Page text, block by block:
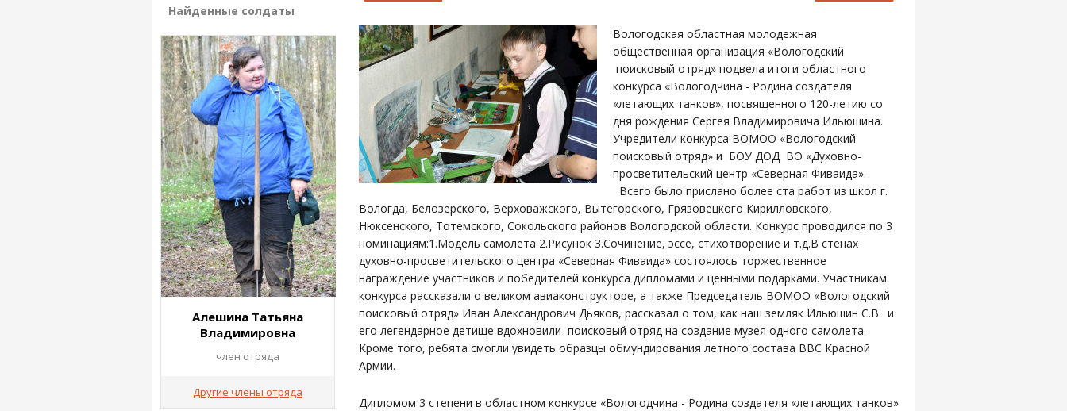
Вологодская областная молодежная
общественная организация «Вологодский
поисковый отряд» подвела итоги областного
конкурса «Вологодчина - Родина создателя
«летающих танков», посвященного 120-летию со
дня рождения Сергея Владимировича Ильюшина.
Учредители конкурса ВОМОО «Вологодский
поисковый отряд» и БОУ ДОД ВО «Духовно-
просветительский центр «Северная Фиваида».
Всего было прислано более ста работ из школ г.
Вологда, Белозерского, Верховажского, Вытегорского, Грязовецкого Кирилловского,
Нюксенского, Тотемского, Сокольского районов Вологодской области. Конкурс проводился по 3
номинациям:1.Модель самолета 2.Рисунок 3.Сочинение, эссе, стихотворение и т.д.В стенах
духовно-просветительского центра «Северная Фиваида» состоялось торжественное
награждение участников и победителей конкурса дипломами и ценными подарками. Участникам
конкурса рассказали о великом авиаконструкторе, а также Председатель ВОМОО «Вологодский
поисковый отряд» Иван Александрович Дьяков, рассказал о том, как наш земляк Ильюшин С.В. и
его легендарное детище вдохновили поисковый отряд на создание музея одного самолета.
Кроме того, ребята смогли увидеть образцы обмундирования летного состава ВВС Красной
Армии.
Дипломом 3 степени в областном конкурсе «Вологодчина - Родина создателя «летающих танков»
Найденные солдаты
Алешина Татьяна
Владимировна
член отряда
Другие члены отряда